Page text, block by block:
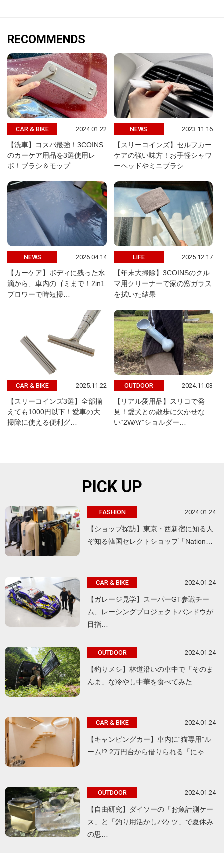
RECOMMENDS
CAR & BIKE 2024.01.22
【洗車】コスパ最強！3COINS
のカーケア用品を3選使用レ
ポ！ブラシ＆モップ…
NEWS 2023.11.16
【スリーコインズ】セルフカー
ケアの強い味方！お手軽シャワ
ーヘッドやミニブラシ…
NEWS 2026.04.14
【カーケア】ボディに残った水
滴から、車内のゴミまで！2in1
ブロワーで時短掃…
LIFE 2025.12.17
【年末大掃除】3COINSのクル
マ用クリーナーで家の窓ガラス
を拭いた結果
CAR & BIKE 2025.11.22
【スリーコインズ3選】全部揃
えても1000円以下！愛車の大
掃除に使える便利グ…
OUTDOOR 2024.11.03
【リアル愛用品】スリコで発
見！愛犬との散歩に欠かせな
い“2WAY”ショルダー…
PICK UP
FASHION 2024.01.24
【ショップ探訪】東京・西新宿に知る人
ぞ知る韓国セレクトショップ「Nation…
CAR & BIKE 2024.01.24
【ガレージ見学】スーパーGT参戦チー
ム、レーシングプロジェクトバンドウが
目指…
OUTDOOR 2024.01.24
【釣りメシ】林道沿いの車中で「そのま
んま」な冷やし中華を食べてみた
CAR & BIKE 2024.01.24
【キャンピングカー】車内に“猫専用”ル
ーム!? 2万円台から借りられる「にゃ…
OUTDOOR 2024.01.24
【自由研究】ダイソーの「お魚計測ケー
ス」と「釣り用活かしバケツ」で夏休み
の思…